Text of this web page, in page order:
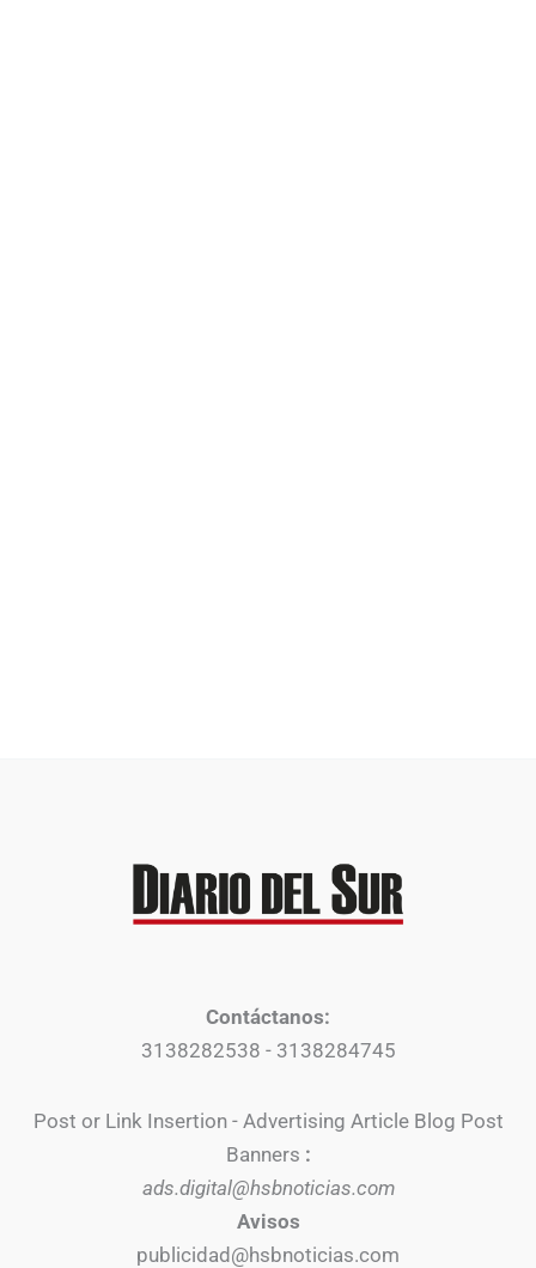
Contáctanos:
3138282538 - 3138284745
Post or Link Insertion - Advertising Article Blog Post
Banners :
ads.digital@hsbnoticias.com
Avisos
publicidad@hsbnoticias.com